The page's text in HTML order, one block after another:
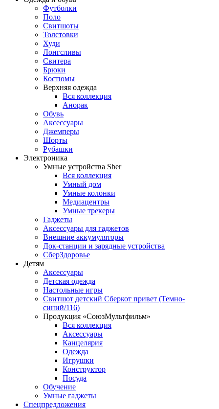
Футболки
Поло
Свитшоты
Толстовки
Худи
Лонгсливы
Свитера
Брюки
Костюмы
Верхняя одежда
Вся коллекция
Анорак
Обувь
Аксессуары
Джемперы
Шорты
Рубашки
Электроника
Умные устройства Sber
Вся коллекция
Умный дом
Умные колонки
Медиацентры
Умные трекеры
Гаджеты
Аксессуары для гаджетов
Внешние аккумуляторы
Док-станции и зарядные устройства
СберЗдоровье
Детям
Аксессуары
Детская одежда
Настольные игры
Свитшот детский Сберкот привет (Темно-
синий/116)
Продукция «СоюзМультфильм»
Вся коллекция
Аксессуары
Канцелярия
Одежда
Игрушки
Конструктор
Посуда
Обучение
Умные гаджеты
Спецпредложения